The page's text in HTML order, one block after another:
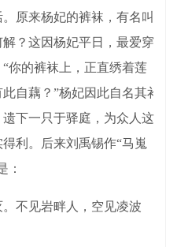
原来杨妃的裤袜，有名叫
？这因杨妃平日，最爱穿
你的裤袜上，正直绣着莲
自藕？”杨妃因此自名其衤
下一只于驿庭，为众人这
利。后来刘禹锡作“马嵬
：
不见岩畔人，空见凌波